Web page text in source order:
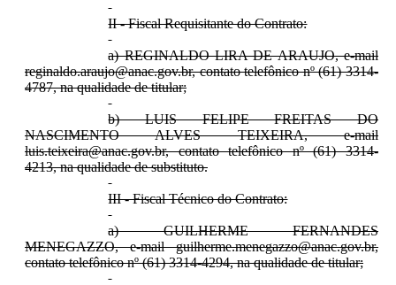
II - Fiscal Requisitante do Contrato:
a) REGINALDO LIRA DE ARAUJO, e-mail
reginaldo.araujo@anac.gov.br, contato telefônico nº (61) 3314-
4787, na qualidade de titular;
b) LUIS FELIPE FREITAS DO
NASCIMENTO ALVES TEIXEIRA, e-mail
luis.teixeira@anac.gov.br, contato telefônico nº (61) 3314-
4213, na qualidade de substituto.
III - Fiscal Técnico do Contrato:
a) GUILHERME FERNANDES
MENEGAZZO, e-mail guilherme.menegazzo@anac.gov.br,
contato telefônico nº (61) 3314-4294, na qualidade de titular;